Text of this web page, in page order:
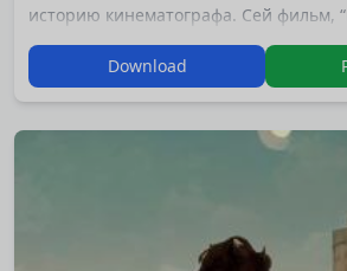
историю кинематографа. Сей фильм,
практически отснят, но из-за
внезапно отказывается играть по
сниматься в этом потрошительном
Download